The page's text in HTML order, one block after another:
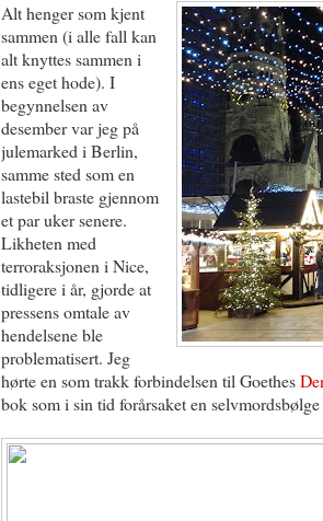
Alt henger som kjent
sammen (i alle fall kan
alt knyttes sammen i
ens eget hode). I
begynnelsen av
desember var jeg på
julemarked i Berlin,
samme sted som en
lastebil braste gjennom
et par uker senere.
Likheten med
terroraksjonen i Nice,
tidligere i år, gjorde at
pressens omtale av
hendelsene ble
problematisert. Jeg
hørte en som trakk forbindelsen til Goethes
bok som i sin tid forårsaket en